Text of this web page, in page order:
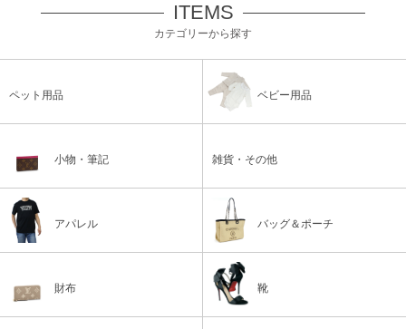
ITEMS
カテゴリーから探す
ペット用品 ベビー用品
小物・筆記 雑貨・その他
アパレル バッグ＆ポーチ
財布 靴